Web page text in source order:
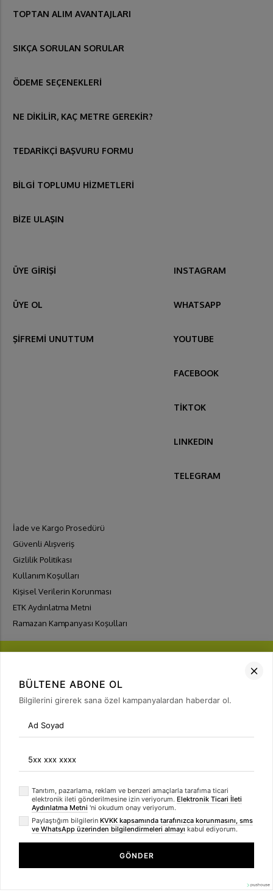
TOPTAN ALIM AVANTAJLARI
SIKÇA SORULAN SORULAR
ÖDEME SEÇENEKLERİ
NE DİKİLİR, KAÇ METRE GEREKİR?
TEDARİKÇİ BAŞVURU FORMU
BİLGİ TOPLUMU HİZMETLERİ
BİZE ULAŞIN
ÜYE GİRİŞİ
ÜYE OL
ŞİFREMİ UNUTTUM
INSTAGRAM
WHATSAPP
YOUTUBE
FACEBOOK
TİKTOK
LINKEDIN
TELEGRAM
İade ve Kargo Prosedürü
Güvenli Alışveriş
Gizlilik Politikası
Kullanım Koşulları
Kişisel Verilerin Korunması
ETK Aydınlatma Metni
Ramazan Kampanyası Koşulları
FIRSATLARI YAKALA
Bülten Üyeliği
arrow_forward
BÜLTENE ABONE OL
Bilgilerini girerek sana özel kampanyalardan haberdar ol.
Tanıtım, pazarlama, reklam ve benzeri amaçlarla tarafıma ticari
elektronik ileti gönderilmesine izin veriyorum. Elektronik Ticari İleti
Aydınlatma Metni 'ni okudum onay veriyorum.
Paylaştığım bilgilerin KVKK kapsamında tarafınızca korunmasını, sms
ve WhatsApp üzerinden bilgilendirmeleri almayı kabul ediyorum.
GÖNDER